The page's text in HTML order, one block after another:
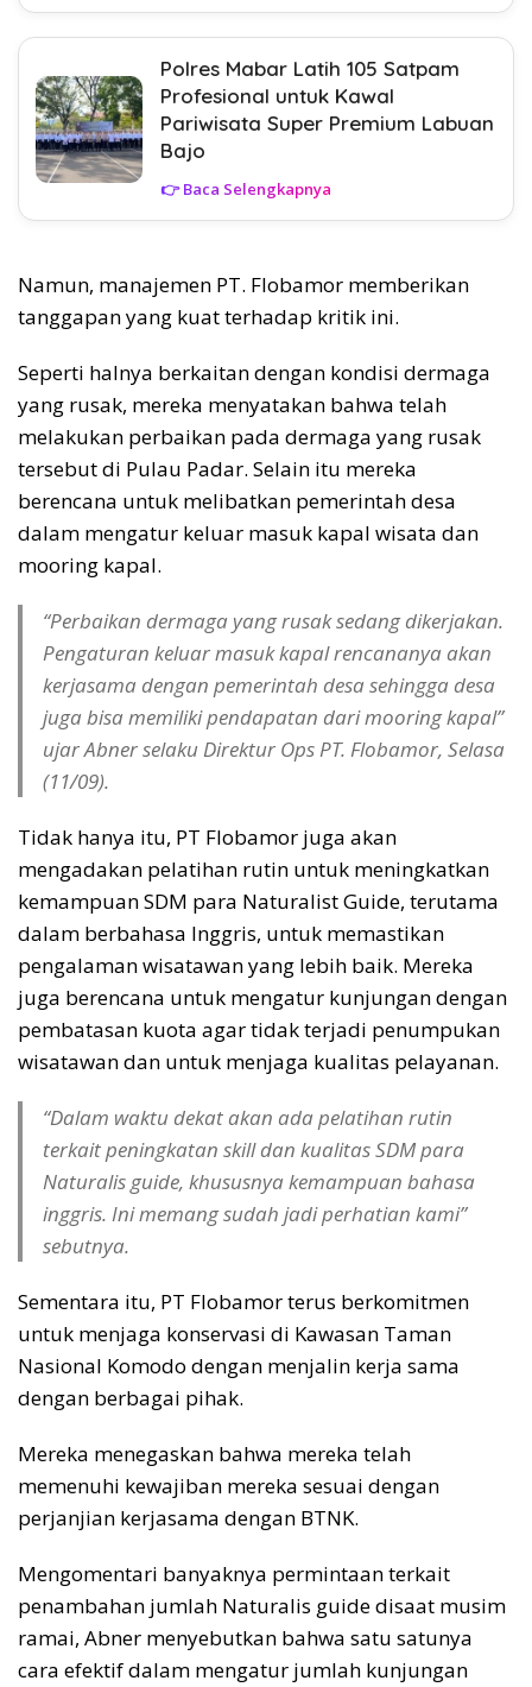
Polres Mabar Latih 105 Satpam
Profesional untuk Kawal
Pariwisata Super Premium Labuan
Bajo
👉 Baca Selengkapnya
Namun, manajemen PT. Flobamor memberikan
tanggapan yang kuat terhadap kritik ini.
Seperti halnya berkaitan dengan kondisi dermaga
yang rusak, mereka menyatakan bahwa telah
melakukan perbaikan pada dermaga yang rusak
tersebut di Pulau Padar. Selain itu mereka
berencana untuk melibatkan pemerintah desa
dalam mengatur keluar masuk kapal wisata dan
mooring kapal.
“Perbaikan dermaga yang rusak sedang dikerjakan.
Pengaturan keluar masuk kapal rencananya akan
kerjasama dengan pemerintah desa sehingga desa
juga bisa memiliki pendapatan dari mooring kapal”
ujar Abner selaku Direktur Ops PT. Flobamor, Selasa
(11/09).
Tidak hanya itu, PT Flobamor juga akan
mengadakan pelatihan rutin untuk meningkatkan
kemampuan SDM para Naturalist Guide, terutama
dalam berbahasa Inggris, untuk memastikan
pengalaman wisatawan yang lebih baik. Mereka
juga berencana untuk mengatur kunjungan dengan
pembatasan kuota agar tidak terjadi penumpukan
wisatawan dan untuk menjaga kualitas pelayanan.
“Dalam waktu dekat akan ada pelatihan rutin
terkait peningkatan skill dan kualitas SDM para
Naturalis guide, khususnya kemampuan bahasa
inggris. Ini memang sudah jadi perhatian kami”
sebutnya.
Sementara itu, PT Flobamor terus berkomitmen
untuk menjaga konservasi di Kawasan Taman
Nasional Komodo dengan menjalin kerja sama
dengan berbagai pihak.
Mereka menegaskan bahwa mereka telah
memenuhi kewajiban mereka sesuai dengan
perjanjian kerjasama dengan BTNK.
Mengomentari banyaknya permintaan terkait
penambahan jumlah Naturalis guide disaat musim
ramai, Abner menyebutkan bahwa satu satunya
cara efektif dalam mengatur jumlah kunjungan